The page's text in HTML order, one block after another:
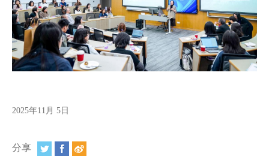
聚焦
媒体视点
视频
上海纽约大学汇刊
2025年11月 5日
分享